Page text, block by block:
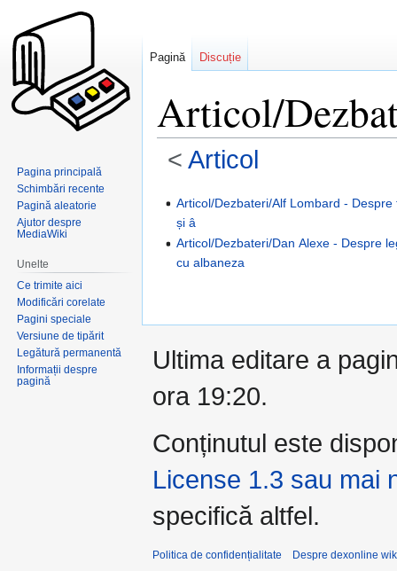
Articol/
< Articol
Sari
navigare
Sari
căutare
Articol/Dezbateri/Alf Lombard -
și â
Articol/Dezbateri/Dan Alexe - Despre
cu albaneza
Pagină Discuție
Pagina principală
Schimbări recente
Pagină aleatorie
Ajutor despre
MediaWiki
Unelte
Ce trimite aici
Modificări corelate
Pagini speciale
Versiune de tipărit
Legătură permanentă
Informații despre
pagină
Ultima editare a
ora 19:20.
Conținutul este
License 1.3 sau mai
specifică altfel.
Politica de confidențialitate Despre dexonline